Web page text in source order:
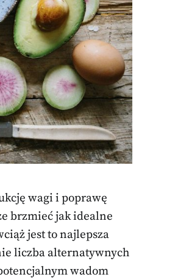
wagi i poprawę
brzmieć jak idealne
jest to najlepsza
liczba alternatywnych
wadom